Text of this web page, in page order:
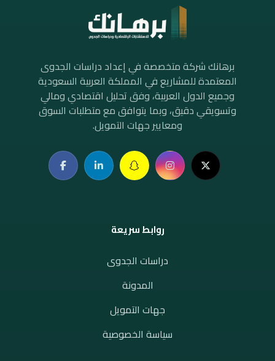
برهانك شركة متخصصة في إعداد دراسات الجدوى
المعتمدة للمشاريع في المملكة العربية السعودية
وجميع الدول العربية، وفق تحليل اقتصادي ومالي
وتسويقي دقيق، وبما يتوافق مع متطلبات السوق
ومعايير جهات التمويل.
روابط سريعة
دراسات الجدوى
المدونة
جهات التمويل
سياسة الخصوصية